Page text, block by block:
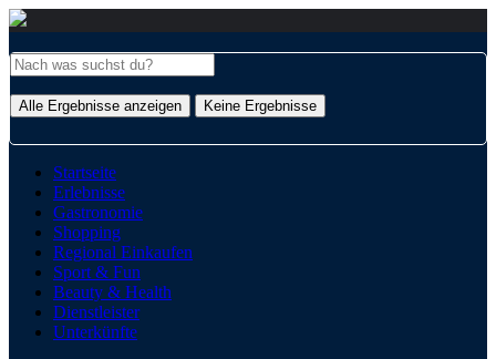
Alle Ergebnisse anzeigen Keine Ergebnisse
Startseite
Erlebnisse
Gastronomie
Shopping
Regional Einkaufen
Sport & Fun
Beauty & Health
Dienstleister
Unterkünfte